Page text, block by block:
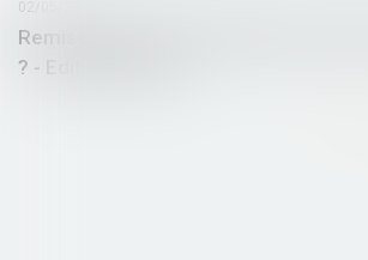
Remise tardive du certificat de travail
? - Editions Tissot
02/05/2016